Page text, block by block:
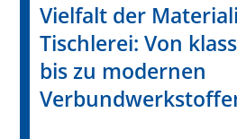
Vielfalt der
Tischlerei: Von
bis zu modernen